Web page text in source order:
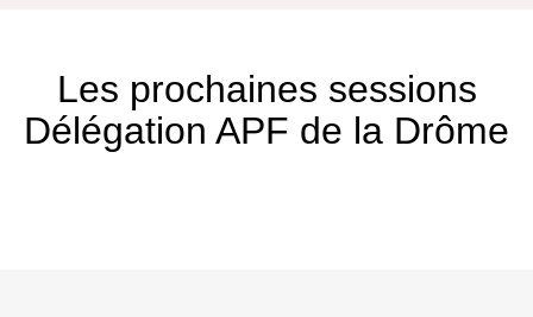
Les prochaines sessions
Délégation APF de la Drôme